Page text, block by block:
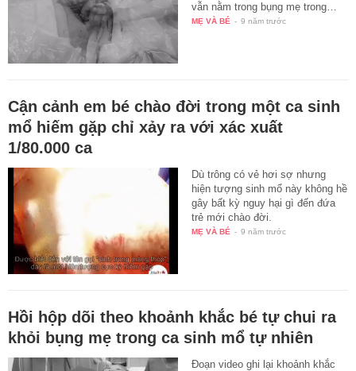
vẫn nằm trong bụng mẹ trong…
MẸ VÀ BÉ - 9 năm trước
Cận cảnh em bé chào đời trong một ca sinh
mổ hiếm gặp chỉ xảy ra với xác xuất
1/80.000 ca
Dù trông có vẻ hơi sợ nhưng
hiện tượng sinh mổ này không hề
gây bất kỳ nguy hại gì đến đứa
trẻ mới chào đời.
MẸ VÀ BÉ - 9 năm trước
Hồi hộp dõi theo khoảnh khắc bé tự chui ra
khỏi bụng mẹ trong ca sinh mổ tự nhiên
Đoạn video ghi lại khoảnh khắc